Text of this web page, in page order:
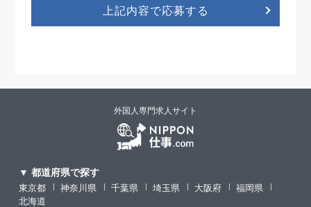
上記内容で応募する
外国人専門求人サイト
▼ 都道府県で探す
東京都 神奈川県 千葉県 埼玉県 大阪府
福岡県
北海道